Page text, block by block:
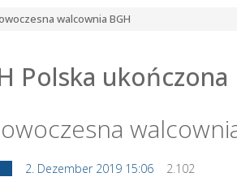
walcownia BGH
Polska ukończona
2. Dezember 2019 15:06 2.102